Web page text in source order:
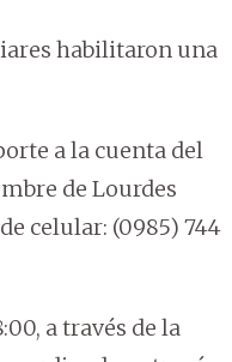
habilitaron una
a la cuenta del
de Lourdes
celular: (0985) 744
a través de la